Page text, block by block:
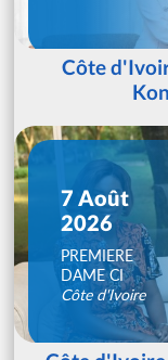
Côte
7 Août
2026
PREMIERE
DAME CI
Côte d'Ivoire